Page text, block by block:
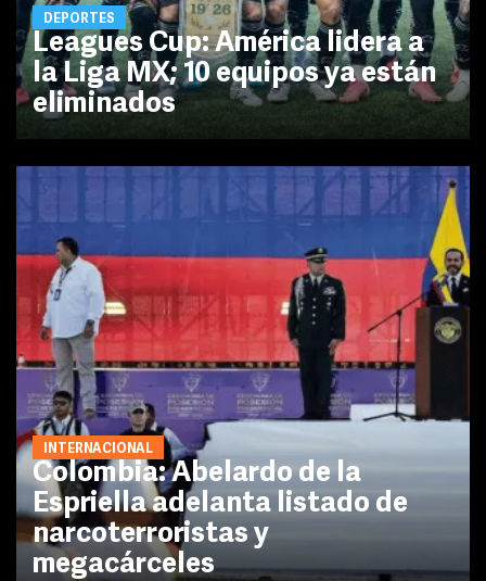
DEPORTES
Leagues Cup: América lidera a
la Liga MX; 10 equipos ya están
eliminados
INTERNACIONAL
Colombia: Abelardo de la
Espriella adelanta listado de
narcoterroristas y
megacárceles